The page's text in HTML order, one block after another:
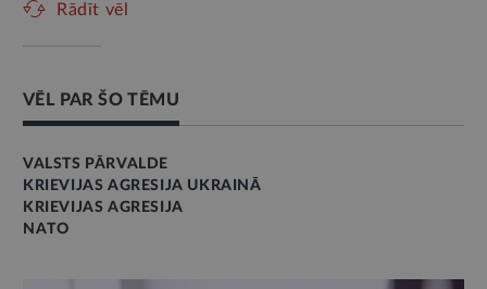
Rādīt vēl
VĒL PAR ŠO TĒMU
VALSTS PĀRVALDE
KRIEVIJAS AGRESIJA UKRAINĀ
KRIEVIJAS AGRESIJA
NATO